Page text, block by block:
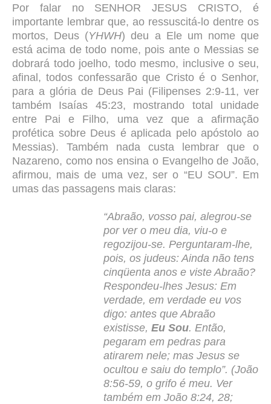
Por falar no SENHOR JESUS CRISTO, é
importante lembrar que, ao ressuscitá-lo dentre os
mortos, Deus (YHWH) deu a Ele um nome que
está acima de todo nome, pois ante o Messias se
dobrará todo joelho, todo mesmo, inclusive o seu,
afinal, todos confessarão que Cristo é o Senhor,
para a glória de Deus Pai (Filipenses 2:9-11, ver
também Isaías 45:23, mostrando total unidade
entre Pai e Filho, uma vez que a afirmação
profética sobre Deus é aplicada pelo apóstolo ao
Messias). Também nada custa lembrar que o
Nazareno, como nos ensina o Evangelho de João,
afirmou, mais de uma vez, ser o “EU SOU”. Em
umas das passagens mais claras:
“Abraão, vosso pai, alegrou-se
por ver o meu dia, viu-o e
regozijou-se. Perguntaram-lhe,
pois, os judeus: Ainda não tens
cinqüenta anos e viste Abraão?
Respondeu-lhes Jesus: Em
verdade, em verdade eu vos
digo: antes que Abraão
existisse, Eu Sou. Então,
pegaram em pedras para
atirarem nele; mas Jesus se
ocultou e saiu do templo”. (João
8:56-59, o grifo é meu. Ver
também em João 8:24, 28;